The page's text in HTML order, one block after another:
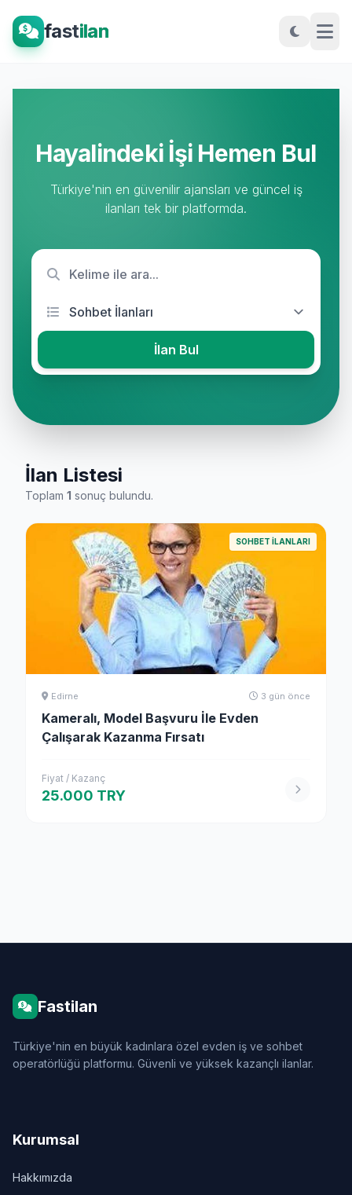
fastilan
Hayalindeki İşi Hemen Bul
Türkiye'nin en güvenilir ajansları ve güncel iş
ilanları tek bir platformda.
İlan Bul
İlan Listesi
Toplam 1 sonuç bulundu.
SOHBET İLANLARI
Edirne 3 gün önce
Kameralı, Model Başvuru İle Evden
Çalışarak Kazanma Fırsatı
Fiyat / Kazanç
25.000 TRY
Fastilan
Türkiye'nin en büyük kadınlara özel evden iş ve sohbet
operatörlüğü platformu. Güvenli ve yüksek kazançlı ilanlar.
Kurumsal
Hakkımızda